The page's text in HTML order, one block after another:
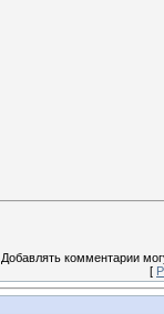
Добавлять комментарии
[